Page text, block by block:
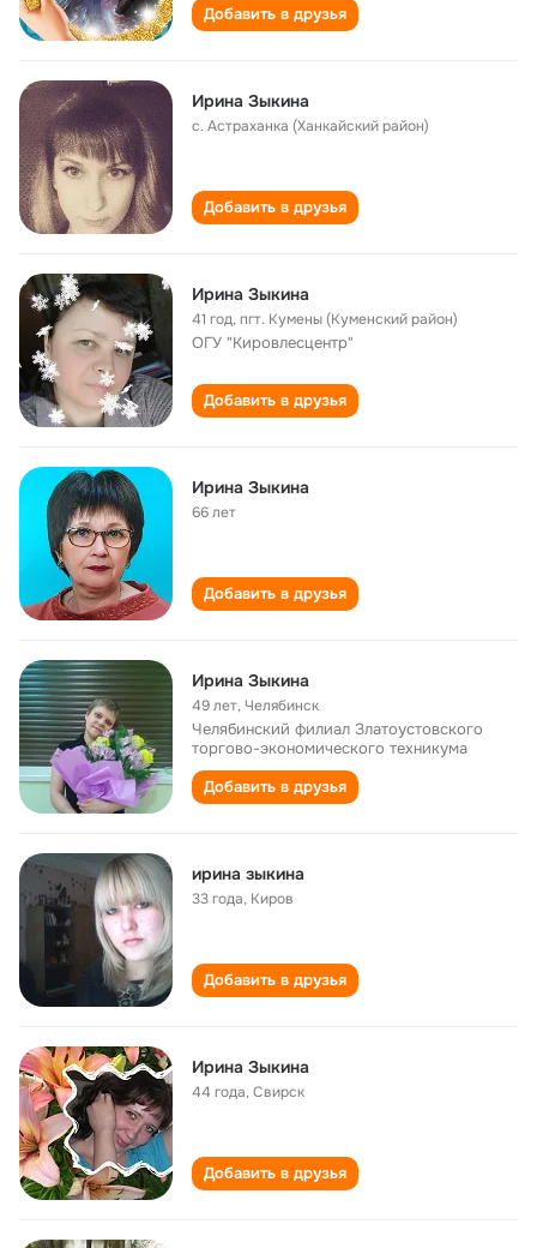
Добавить в друзья
Ирина Зыкина
с. Астраханка (Ханкайский район)
Добавить в друзья
Ирина Зыкина
41 год,пгт. Кумены (Куменский район)
ОГУ "Кировлесцентр"
Добавить в друзья
Ирина Зыкина
66 лет
Добавить в друзья
Ирина Зыкина
49 лет,Челябинск
Челябинский филиал Златоустовского
торгово-экономического техникума
Добавить в друзья
ирина зыкина
33 года, Киров
Добавить в друзья
Ирина Зыкина
44 года,Свирск
Добавить в друзья